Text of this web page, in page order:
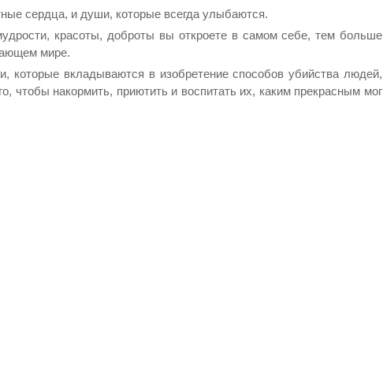
сердца, и души, которые всегда улыбаются.
красоты, доброты вы откроете в самом себе, тем больше
мире.
которые вкладываются в изобретение способов убийства людей,
чтобы накормить, приютить и воспитать их, каким прекрасным мог